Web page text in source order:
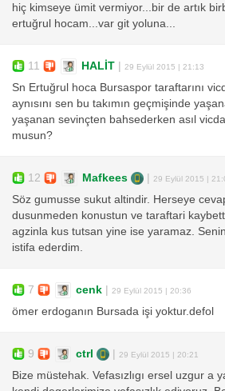
hiç kimseye ümit vermiyor...bir de artık
ertuğrul hocam...var git yoluna...
11 HALİT | 29 Eylül 2015 | 21:13
Sn Ertuğrul hoca Bursaspor taraftarını
aynısını sen bu takımın geçmişinde
yaşanan sevinçten bahsederken asıl
musun?
12 Mafkees | 29 Eylül 2015 |
Söz gumusse sukut altindir. Herseye
dusunmeden konustun ve taraftari
agzinla kus tutsan yine ise yaramaz.
istifa ederdim.
7 cenk | 29 Eylül 2015 | 20:36
ömer erdoganın Bursada işi yoktur.defol
9 ctrl | 29 Eylül 2015 | 20:21
Bize müstehak. Vefasızlıgı ersel uzgur a